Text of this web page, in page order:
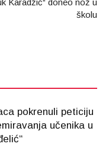
Karadžić“ doneo nož u
školu
pokrenuli peticiju
učenika u